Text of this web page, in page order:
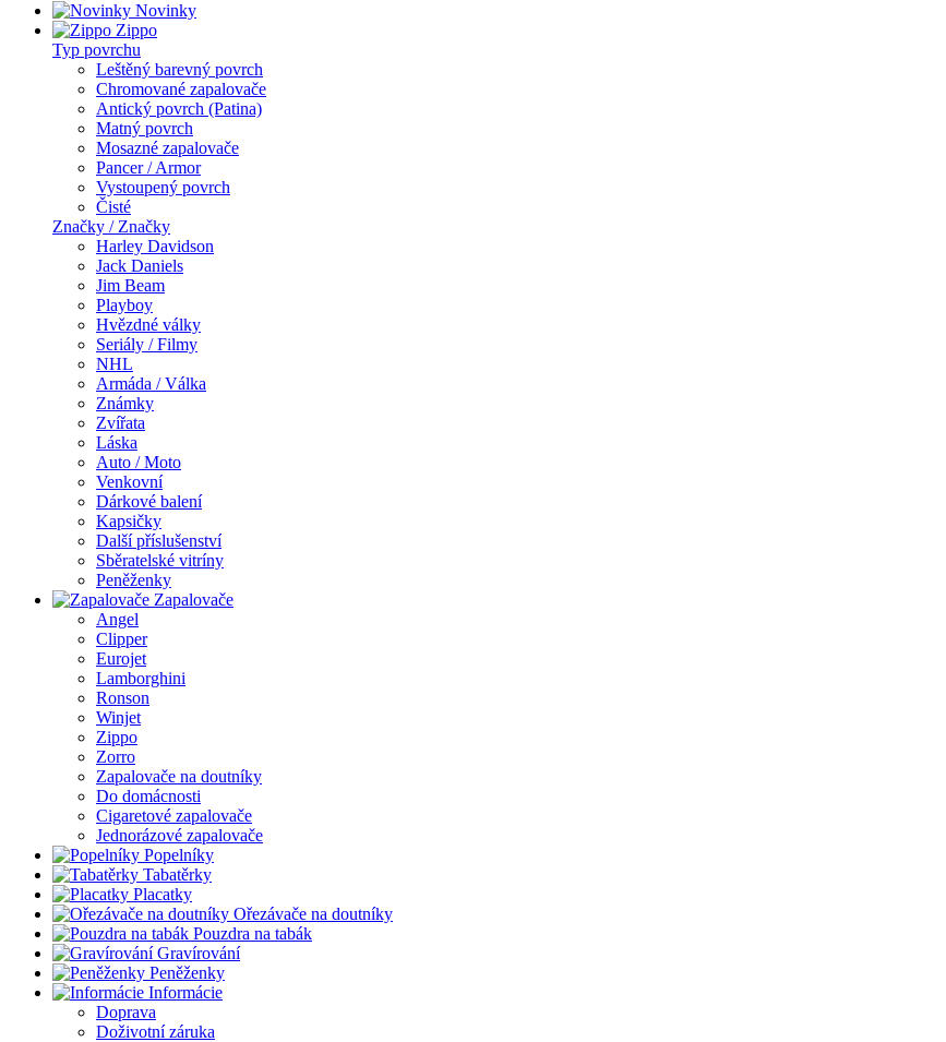
Novinky
Zippo
Typ povrchu
Leštěný barevný povrch
Chromované zapalovače
Antický povrch (Patina)
Matný povrch
Mosazné zapalovače
Pancer / Armor
Vystoupený povrch
Čisté
Značky / Značky
Harley Davidson
Jack Daniels
Jim Beam
Playboy
Hvězdné války
Seriály / Filmy
NHL
Armáda / Válka
Známky
Zvířata
Láska
Auto / Moto
Venkovní
Dárkové balení
Kapsičky
Další příslušenství
Sběratelské vitríny
Peněženky
Zapalovače
Angel
Clipper
Eurojet
Lamborghini
Ronson
Winjet
Zippo
Zorro
Zapalovače na doutníky
Do domácnosti
Cigaretové zapalovače
Jednorázové zapalovače
Popelníky
Tabatěrky
Placatky
Ořezávače na doutníky
Pouzdra na tabák
Gravírování
Peněženky
Informácie
Doprava
Doživotní záruka